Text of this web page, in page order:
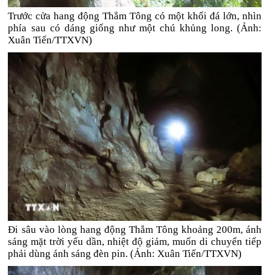
Trước cửa hang động Thẳm Tông có một khối đá lớn, nhìn
phía sau có dáng giống như một chú khủng long. (Ảnh:
Xuân Tiến/TTXVN)
Đi sâu vào lòng hang động Thẳm Tông khoảng 200m, ánh
sáng mặt trời yếu dần, nhiệt độ giảm, muốn di chuyển tiếp
phải dùng ánh sáng đèn pin. (Ảnh: Xuân Tiến/TTXVN)